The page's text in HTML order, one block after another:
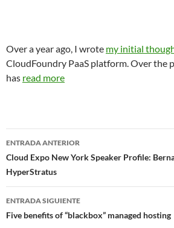
Over a year ago, I wrote my initial
CloudFoundry PaaS platform. Over the
has read more
Navegador
de
entradas
ENTRADA ANTERIOR
Cloud Expo New York Speaker Profile:
HyperStratus
ENTRADA SIGUIENTE
Five benefits of “blackbox” managed hosting